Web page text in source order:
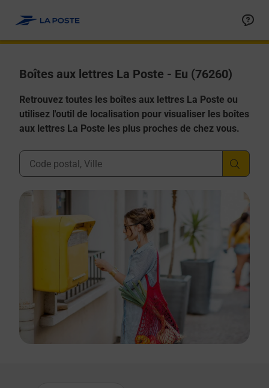
Boîtes aux lettres La Poste - Eu (76260)
Retrouvez toutes les boîtes aux lettres La Poste ou
utilisez l'outil de localisation pour visualiser les boîtes
aux lettres La Poste les plus proches de chez vous.
Ville, Département, Code Postal